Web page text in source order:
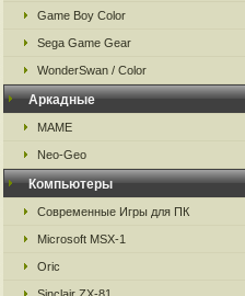
Game Boy Color
Sega Game Gear
WonderSwan / Color
Аркадные
MAME
Neo-Geo
Компьютеры
Современные Игры для ПК
Microsoft MSX-1
Oric